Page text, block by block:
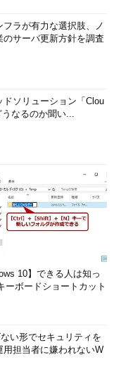
ラが有力な選択肢、ノ
サーバ更新方針を調査
ソリューション「Clou
なるのか聞い...
10】できる人は知っ
ーボードショートカット
い形でセキュリティを
担当者に嫌われないW